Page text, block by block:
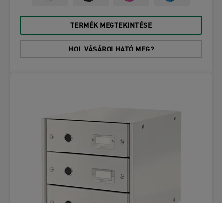
TERMÉK MEGTEKINTÉSE
HOL VÁSÁROLHATÓ MEG?